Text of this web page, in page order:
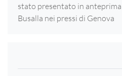
stato presentato in
Busalla nei pressi di Genova